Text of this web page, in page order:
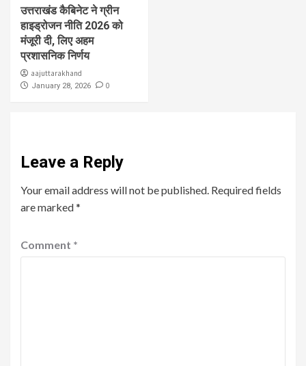
उत्तराखंड कैबिनेट ने ग्रीन
हाइड्रोजन नीति 2026 को
मंजूरी दी, लिए अहम
प्रशासनिक निर्णय
aajuttarakhand
January 28, 2026 0
Leave a Reply
Your email address will not be published. Required fields
are marked*
Comment *